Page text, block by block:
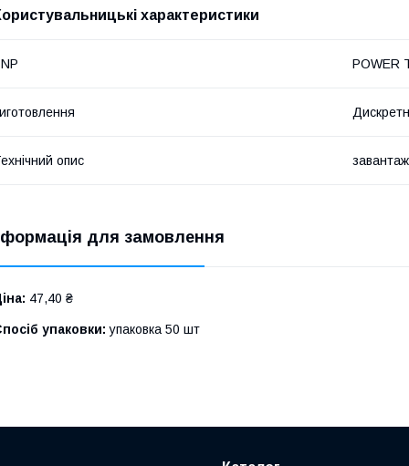
характеристики
POWER
опис
для замовлення
47,40 ₴
упаковки: упаковка 50 шт